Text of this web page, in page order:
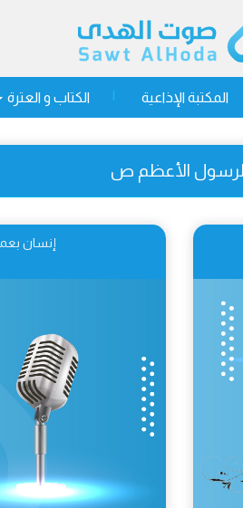
المكتبة الإذاعية الكتاب و العترة
الرسول الأعظم ص
إنسان بعمر 250 سنة | بعثة النبي.. العمل